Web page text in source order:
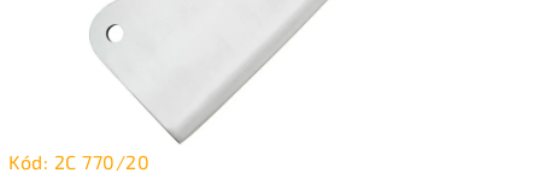
Kód: 2C 770/20